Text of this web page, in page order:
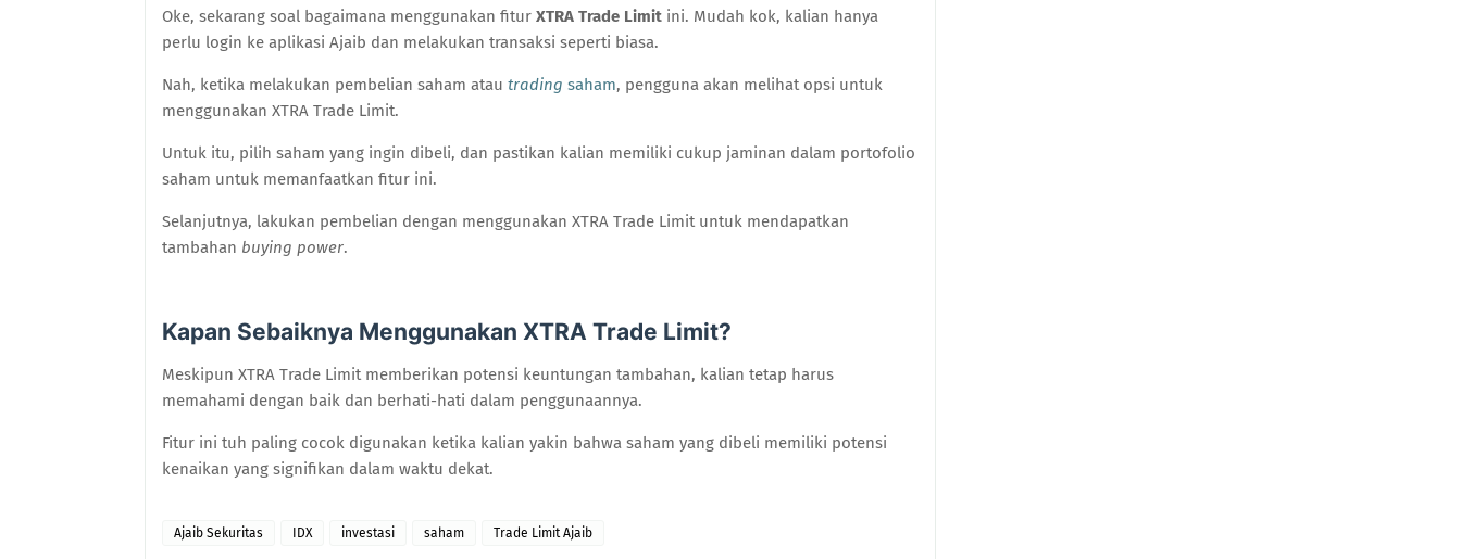
Oke, sekarang soal bagaimana menggunakan fitur XTRA Trade Limit ini. Mudah kok, kalian hanya
perlu login ke aplikasi Ajaib dan melakukan transaksi seperti biasa.
Nah, ketika melakukan pembelian saham atau trading saham, pengguna akan melihat opsi untuk
menggunakan XTRA Trade Limit.
Untuk itu, pilih saham yang ingin dibeli, dan pastikan kalian memiliki cukup jaminan dalam portofolio
saham untuk memanfaatkan fitur ini.
Selanjutnya, lakukan pembelian dengan menggunakan XTRA Trade Limit untuk mendapatkan
tambahan buying power.
Kapan Sebaiknya Menggunakan XTRA Trade Limit?
Meskipun XTRA Trade Limit memberikan potensi keuntungan tambahan, kalian tetap harus
memahami dengan baik dan berhati-hati dalam penggunaannya.
Fitur ini tuh paling cocok digunakan ketika kalian yakin bahwa saham yang dibeli memiliki potensi
kenaikan yang signifikan dalam waktu dekat.
Ajaib Sekuritas IDX investasi saham Trade Limit Ajaib